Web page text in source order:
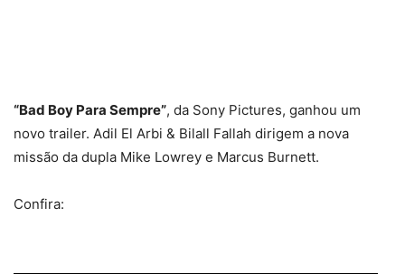
“Bad Boy Para Sempre”, da Sony Pictures, ganhou um
novo trailer. Adil El Arbi & Bilall Fallah dirigem a nova
missão da dupla Mike Lowrey e Marcus Burnett.
Confira: